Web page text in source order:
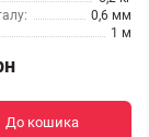
0,6 мм
1 м
До кошика